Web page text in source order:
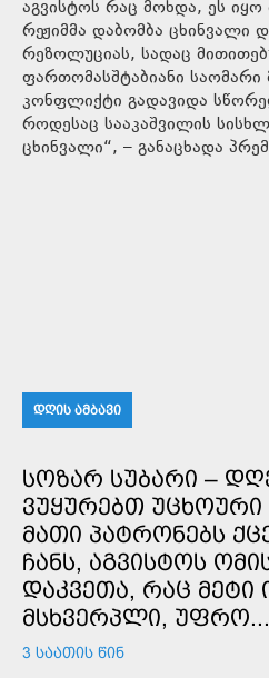
აგვისტოს რაც მოხდა, ეს
რეჟიმმა დაბომბა ცხინვალი
რეზოლუციას, სადაც
ფართომასშტაბიანი საომარი
კონფლიქტი გადავიდა
როდესაც სააკაშვილის
ცხინვალი“, – განაცხადა
ᲓᲦᲘᲡ ᲐᲛᲑᲐᲕᲘ
ᲡᲝᲖᲐᲠ ᲡᲣᲑᲐᲠᲘ –
ᲕᲣᲧᲣᲠᲔᲑᲗ ᲣᲪᲮᲝᲣᲠᲘ
ᲛᲐᲗᲘ ᲞᲐᲢᲠᲝᲜᲔᲑᲡ
ᲩᲐᲜᲡ, ᲐᲒᲕᲘᲡᲢᲝᲡ
ᲓᲐᲙᲕᲔᲗᲐ, ᲠᲐᲪ ᲛᲔᲢᲘ
ᲛᲡᲮᲕᲔᲠᲞᲚᲘ, ᲣᲤᲠᲝ...
3 ᲡᲐᲐᲗᲘᲡ ᲬᲘᲜ